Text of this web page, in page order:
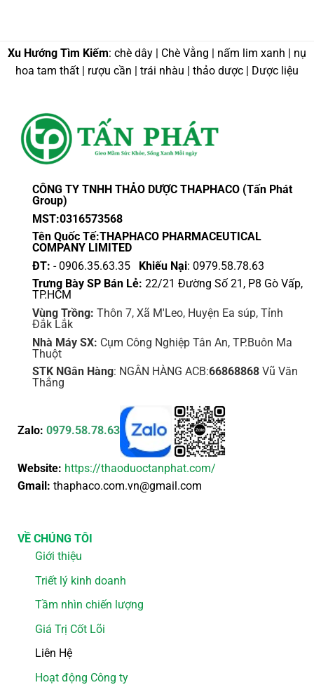
Xu Hướng Tìm Kiếm: chè dây | Chè Vằng | nấm lim xanh | nụ
hoa tam thất | rượu cần | trái nhàu | thảo dược | Dược liệu
CÔNG TY TNHH THẢO DƯỢC THAPHACO (Tấn Phát
Group)
MST:0316573568
Tên Quốc Tế:THAPHACO PHARMACEUTICAL
COMPANY LIMITED
ĐT: - 0906.35.63.35 Khiếu Nại: 0979.58.78.63
Trưng Bày SP Bán Lẻ: 22/21 Đường Số 21, P8 Gò Vấp,
TP.HCM
Vùng Trồng: Thôn 7, Xã M'Leo, Huyện Ea súp, Tỉnh
Đắk Lắk
Nhà Máy SX: Cụm Công Nghiệp Tân An, TP.Buôn Ma
Thuột
STK NGân Hàng: NGÂN HÀNG ACB:66868868Vũ Văn
Thắng
Zalo: 0979.58.78.63
Website: https://thaoduoctanphat.com/
Gmail: thaphaco.com.vn@gmail.com
VỀ CHÚNG TÔI
Giới thiệu
Triết lý kinh doanh
Tầm nhìn chiến lượng
Giá Trị Cốt Lõi
Liên Hệ
Hoạt động Công ty